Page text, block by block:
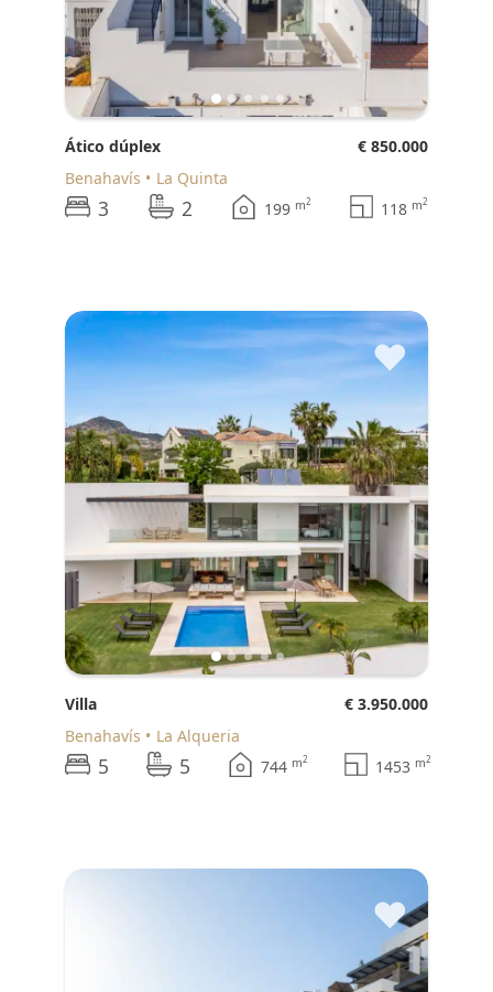
Ático dúplex
€ 850.000
Benahavís
La Quinta
3 2 199 m2 118 m2
♥
Villa
€ 3.950.000
Benahavís
La Alqueria
5 5 744 m2 1453 m2
♥